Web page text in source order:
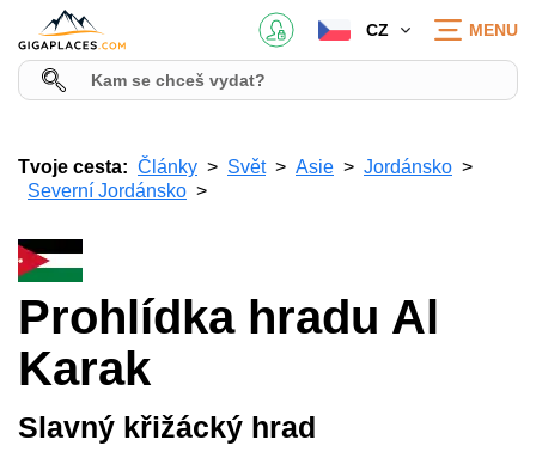
CZ MENU
Tvoje cesta: Články Svět Asie
Jordánsko
Severní Jordánsko
Prohlídka hradu Al
Karak
Slavný křižácký hrad